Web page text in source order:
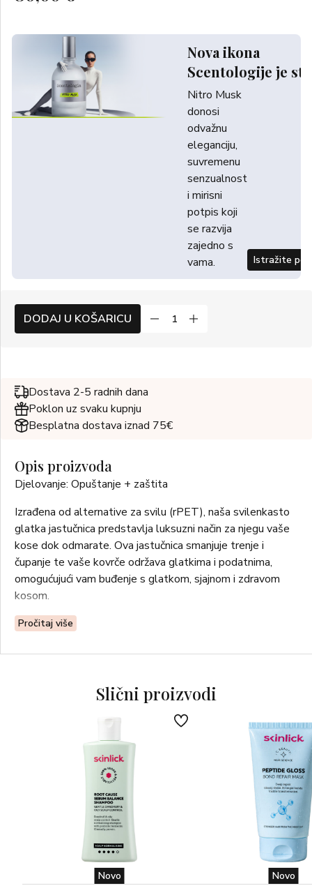
Nova ikona
Scentologije je
Nitro Musk
donosi
odvažnu
eleganciju,
suvremenu
senzualnost
i mirisni
potpis koji
se razvija
zajedno s
vama.
Istražite
DODAJ U KOŠARICU
Dostava 2-5 radnih dana
Poklon uz svaku kupnju
Besplatna dostava iznad 75€
Opis proizvoda
Djelovanje: Opuštanje + zaštita
Izrađena od alternative za svilu (rPET), naša svilenkasto
glatka jastučnica predstavlja luksuzni način za njegu vaše
kose dok odmarate. Ova jastučnica smanjuje trenje i
čupanje te vaše kovrče održava glatkima i podatnima,
omogućujući vam buđenje s glatkom, sjajnom i zdravom
kosom.
• Pomaže smanjiti lom, zaplitanje vlasi i kuštravost.
noći.
vlakana, što pomaže u
zadržavanju vlage u kosi i koži.
• Štiti posteljinu od kozmetičkih proizvoda za njegu kose i
• Dizajn s patentnim zatvaračem sprječava klizanje.
• Dostupna je u jednoj veličini (74 cm x 49 cm).
Sastojci: 100 % reciklirani polietilen tereftalat (rPET).
Više informacija: Upute za održavanje:
Perite ručno u hladnoj ili mlakoj vodi s blagim
deterdžentom. Položite je na suhi ručnik i pustite da se
osuši.
Pročitaj više
Slični proizvodi
Novo Novo